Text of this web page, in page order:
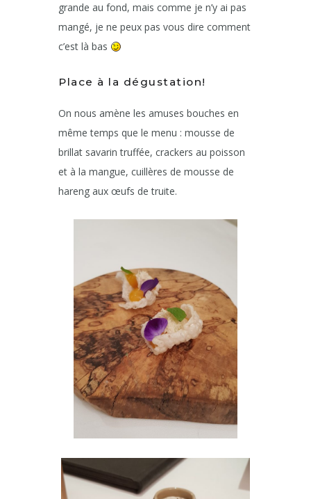
grande au fond, mais comme je n’y ai pas
mangé, je ne peux pas vous dire comment
c’est là bas
Place à la dégustation!
On nous amène les amuses bouches en
même temps que le menu : mousse de
brillat savarin truffée, crackers au poisson
et à la mangue, cuillères de mousse de
hareng aux œufs de truite.